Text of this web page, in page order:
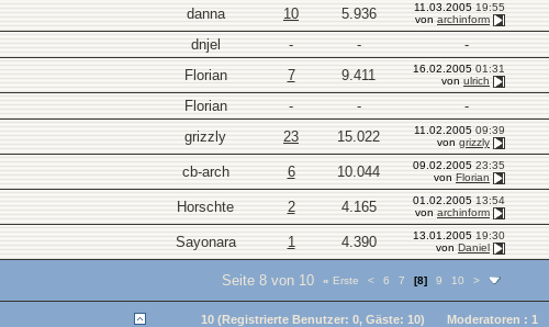
danna 10 5.936 11.03.2005 19:55
von archinform
dnjel - -
-
Florian 7 9.411 16.02.2005 01:31
von ulrich
Florian - -
-
grizzly 23 15.022 11.02.2005 09:39
von grizzly
cb-arch 6 10.044 09.02.2005 23:35
von Florian
Horschte 2 4.165 01.02.2005 13:54
von archinform
Sayonara 1 4.390 13.01.2005 19:30
von Daniel
Seite 8 von 10 « Erste < 6 7 [8] 9 10 >
10 (Registrierte Benutzer: 0, Gäste: 10) Moderatoren : 1